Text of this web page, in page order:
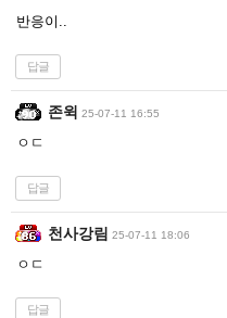
반응이..
답글
존윅 25-07-11 16:55
ㅇㄷ
답글
천사강림 25-07-11 18:06
ㅇㄷ
답글